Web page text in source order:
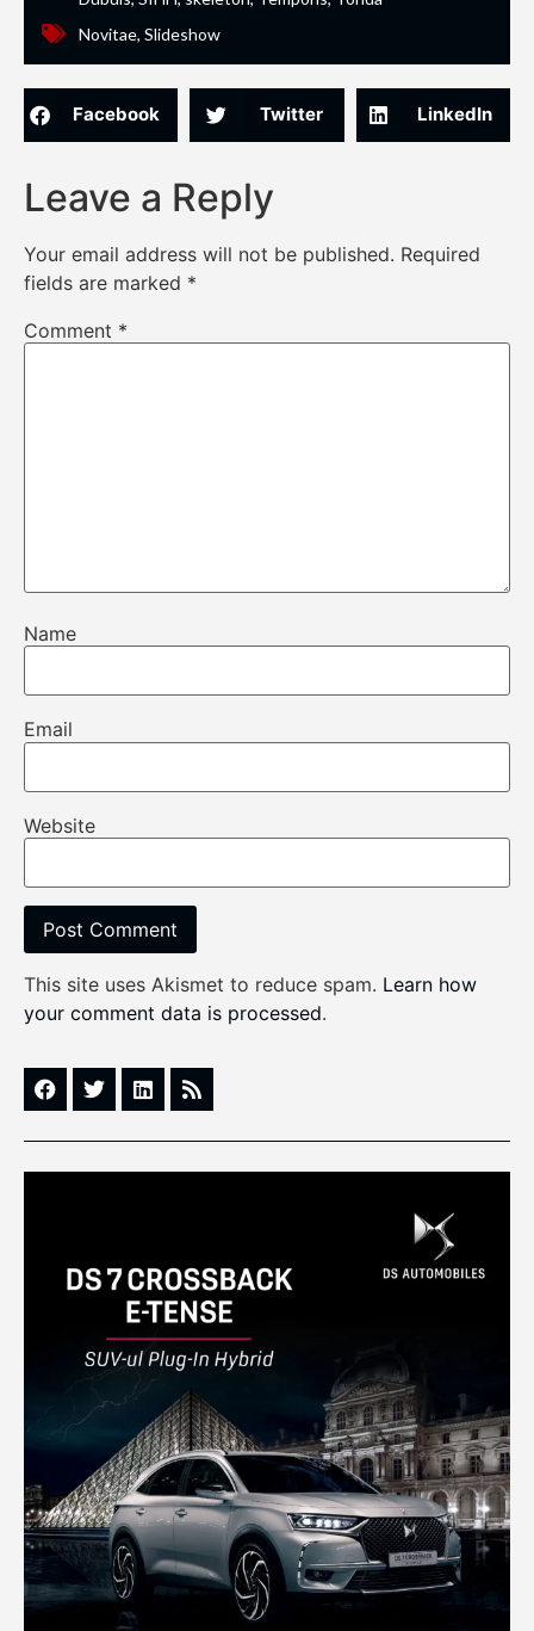
Novitae, Slideshow
Facebook Twitter LinkedIn
Leave a Reply
Your email address will not be published. Required
fields are marked *
Comment *
Name
Email
Website
This site uses Akismet to reduce spam. Learn how
your comment data is processed.